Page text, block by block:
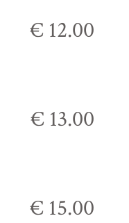
€ 12.00
€ 13.00
€ 15.00